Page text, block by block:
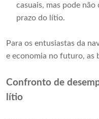
casuais, mas pode
prazo do lítio.
Para os entusiastas da
e economia no futuro, as
Confronto de
lítio